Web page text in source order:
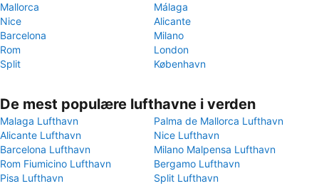
Mallorca
Málaga
Nice
Alicante
Barcelona
Milano
Rom
London
Split
København
De mest populære lufthavne i verden
Malaga Lufthavn
Palma de Mallorca Lufthavn
Alicante Lufthavn
Nice Lufthavn
Barcelona Lufthavn
Milano Malpensa Lufthavn
Rom Fiumicino Lufthavn
Bergamo Lufthavn
Pisa Lufthavn
Split Lufthavn